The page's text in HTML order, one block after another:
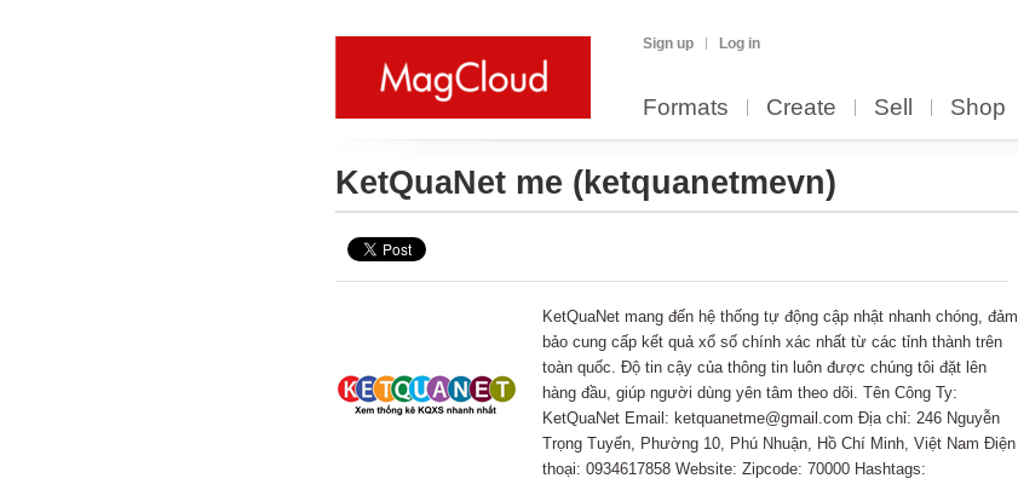
Sign up Log in
Formats Create Sell Shop
KetQuaNet me (ketquanetmevn)
KetQuaNet mang đến hệ thống tự động cập nhật nhanh chóng, đảm
bảo cung cấp kết quả xổ số chính xác nhất từ các tỉnh thành trên
toàn quốc. Độ tin cậy của thông tin luôn được chúng tôi đặt lên
hàng đầu, giúp người dùng yên tâm theo dõi. Tên Công Ty:
KetQuaNet Email: ketquanetme@gmail.com Địa chỉ: 246 Nguyễn
Trọng Tuyển, Phường 10, Phú Nhuận, Hồ Chí Minh, Việt Nam Điện
thoại: 0934617858 Website: Zipcode: 70000 Hashtags: